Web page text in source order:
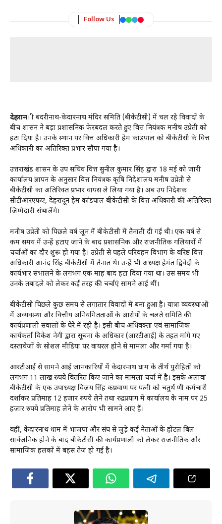
Follow Us
देहरादून। श्री बदरीनाथ-केदारनाथ मंदिर समिति (बीकेटीसी) में चल रहे विवादों के
बीच शासन ने बड़ा प्रशासनिक फेरबदल करते हुए वित्त नियंत्रक मनीष उप्रेती को
हटा दिया है। उनके स्थान पर वित्त अधिकारी हेम कांडपाल को बीकेटीसी के वित्त
अधिकारी का अतिरिक्त प्रभार सौंपा गया है।
उत्तराखंड शासन के उप सचिव वित्त सुनील कुमार सिंह द्वारा 18 मई को जारी
कार्यालय ज्ञापन के अनुसार वित्त नियंत्रक कृषि निदेशालय मनीष उप्रेती से
बीकेटीसी का अतिरिक्त प्रभार वापस ले लिया गया है। अब उप निदेशक
सीटीआरएफए, देहरादून हेम कांडपाल बीकेटीसी के वित्त अधिकारी की अतिरिक्त
जिम्मेदारी संभालेंगे।
मनीष उप्रेती को पिछले वर्ष जून में बीकेटीसी में तैनाती दी गई थी। एक वर्ष से
कम समय में उन्हें हटाए जाने के बाद प्रशासनिक और राजनीतिक गलियारों में
चर्चाओं का दौर शुरू हो गया है। उप्रेती से पहले परिवहन विभाग के वरिष्ठ वित्त
अधिकारी आनंद सिंह बीकेटीसी में तैनात थे। उन्हें भी अध्यक्ष हेमंत द्विवेदी के
कार्यभार संभालने के लगभग एक माह बाद हटा दिया गया था। उस समय भी
उनके तबादले को लेकर कई तरह की चर्चाएं सामने आई थीं।
बीकेटीसी पिछले कुछ समय से लगातार विवादों में बना हुआ है। यात्रा व्यवस्थाओं
में अव्यवस्था और वित्तीय अनियमितताओं के आरोपों के चलते समिति की
कार्यप्रणाली सवालों के घेरे में रही है। इसी बीच अधिवक्ता एवं सामाजिक
कार्यकर्ता विकेश नेगी द्वारा सूचना के अधिकार (आरटीआई) के तहत मांगे गए
दस्तावेजों के सोशल मीडिया पर वायरल होने से मामला और गर्मा गया है।
आरटीआई से सामने आई जानकारियों में केदारनाथ धाम के तीर्थ पुरोहितों को
लगभग 11 लाख रुपये वितरित किए जाने का मामला चर्चा में है। इसके अलावा
बीकेटीसी के एक उपाध्यक्ष विजय सिंह कप्रवाण पर पत्नी को चतुर्थ श्रेणी कर्मचारी
दर्शाकर प्रतिमाह 12 हजार रुपये लेने तथा रुद्रप्रयाग में कार्यालय के नाम पर 25
हजार रुपये प्रतिमाह लेने के आरोप भी सामने आए हैं।
वहीं, केदारनाथ धाम में भाजपा और संघ से जुड़े कई नेताओं के होटल बिल
सार्वजनिक होने के बाद बीकेटीसी की कार्यप्रणाली को लेकर राजनीतिक और
सामाजिक हलकों में बहस तेज हो गई है।